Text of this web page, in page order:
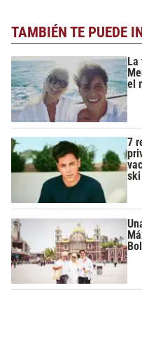
TAMBIÉN TE PUEDE
La
el
7
ski